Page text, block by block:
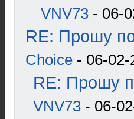
VNV73 - 06-
RE: Прошу
Choice - 06-02-
RE: Прошу
VNV73 - 06-